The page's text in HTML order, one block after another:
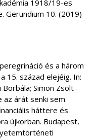
1918/19-es
Gerundium 10. (2019)
és a három
15. század elejéig. In:
Simon Zsolt -
az árát senki sem
háttere és
újkorban. Budapest,